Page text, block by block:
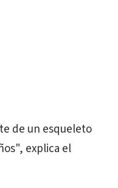
de un esqueleto
explica el